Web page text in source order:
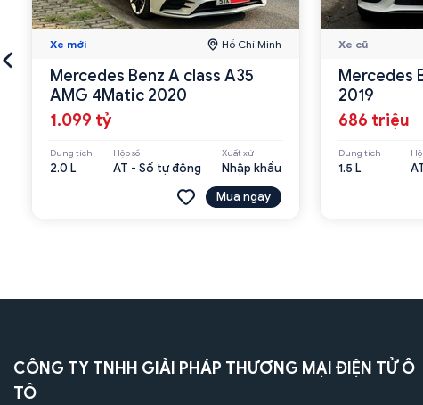
Xe mới Hồ Chí Minh
Mercedes Benz A class A35
AMG 4Matic 2020
1.099 tỷ
Dung tích
2.0 L
Hộp số
AT - Số tự động
Xuất xứ
Nhập khẩu
Mua ngay
Xe cũ
Mercedes
2019
686 triệu
Dung tích
1.5 L
CÔNG TY TNHH GIẢI PHÁP THƯƠNG MẠI ĐIỆN TỬ Ô
TÔ